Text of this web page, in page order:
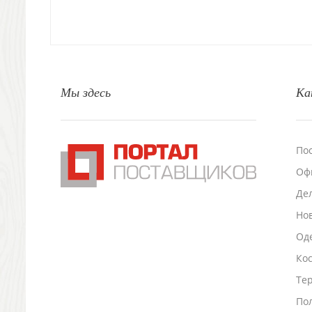
Подставки для визиток записок телефонов
Промо
Антистрессы
Мы здесь